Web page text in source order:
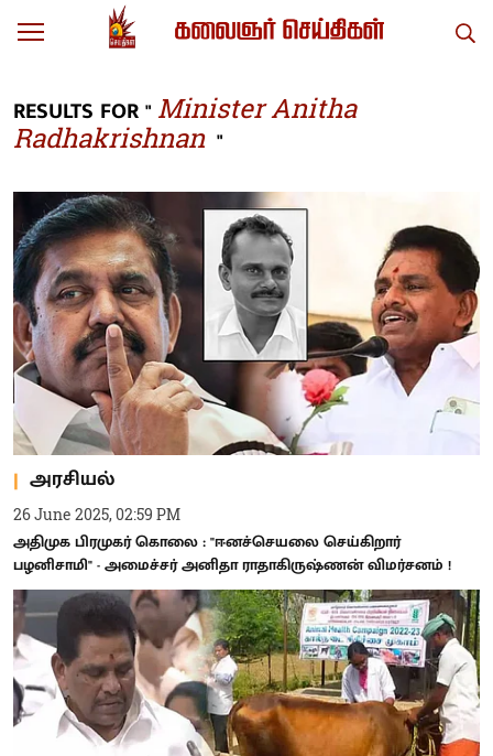
RESULTS FOR " Minister Anitha
Radhakrishnan "
அரசியல்
26 June 2025, 02:59 PM
அதிமுக பிரமுகர் கொலை : "ஈனச்செயலை செய்கிறார்
பழனிசாமி" - அமைச்சர் அனிதா ராதாகிருஷ்ணன் விமர்சனம் !